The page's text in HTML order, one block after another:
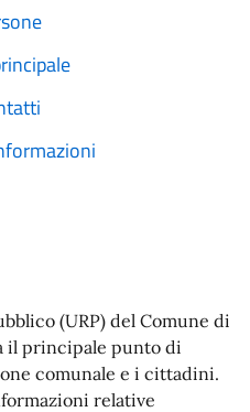
(URP) del Comune di
il principale punto di
comunale e i cittadini.
relative